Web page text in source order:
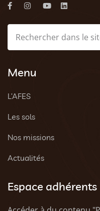
Menu
L’AFES
Les sols
Nos missions
Actualités
Espace adhérents